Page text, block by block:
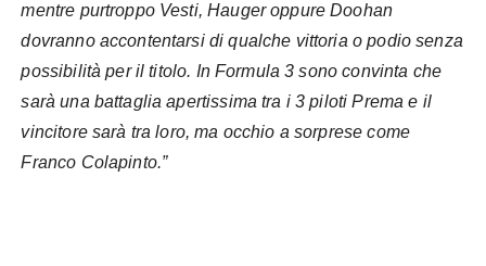
mentre purtroppo Vesti, Hauger oppure Doohan
dovranno accontentarsi di qualche vittoria o podio senza
possibilità per il titolo. In Formula 3 sono convinta che
sarà una battaglia apertissima tra i 3 piloti Prema e il
vincitore sarà tra loro, ma occhio a sorprese come
Franco Colapinto.”